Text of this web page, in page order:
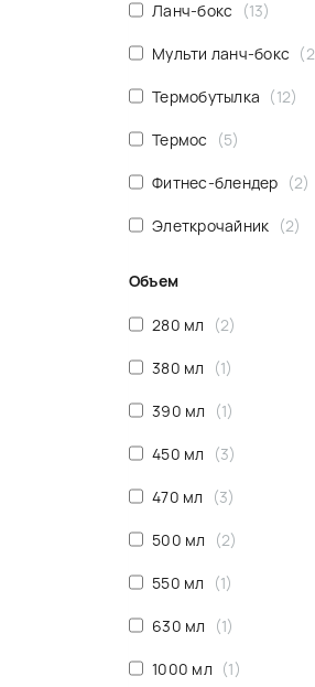
Ланч-бокс 13
Мульти ланч-бокс 2
Термобутылка 12
Термос 5
Фитнес-блендер 2
Элеткрочайник 2
Объем
280 мл 2
380 мл 1
390 мл 1
450 мл 3
470 мл 3
500 мл 2
550 мл 1
630 мл 1
1000 мл 1